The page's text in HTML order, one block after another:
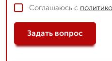
Соглашаюсь с
Задать вопрос